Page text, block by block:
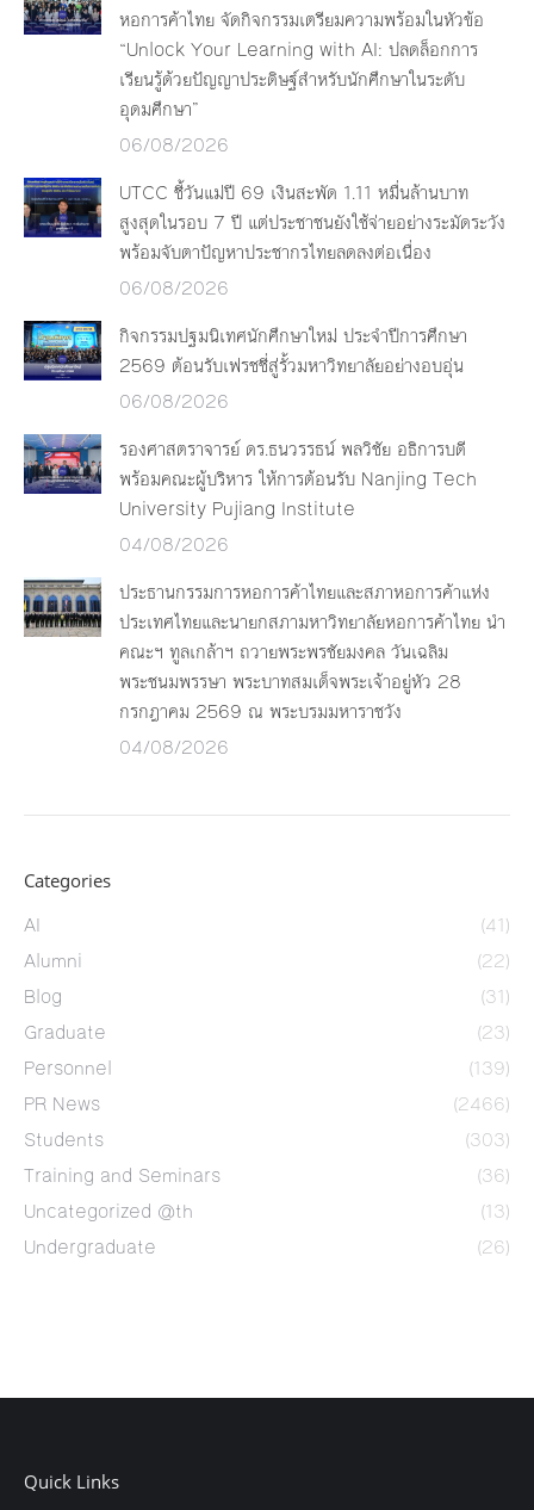
หอการค้าไทย จัดกิจกรรมเตรียมความพร้อมในหัวข้อ
“Unlock Your Learning with AI: ปลดล็อกการ
เรียนรู้ด้วยปัญญาประดิษฐ์สำหรับนักศึกษาในระดับ
อุดมศึกษา”
06/08/2026
UTCC ชี้วันแม่ปี 69 เงินสะพัด 1.11 หมื่นล้านบาท
สูงสุดในรอบ 7 ปี แต่ประชาชนยังใช้จ่ายอย่างระมัดระวัง
พร้อมจับตาปัญหาประชากรไทยลดลงต่อเนื่อง
06/08/2026
กิจกรรมปฐมนิเทศนักศึกษาใหม่ ประจำปีการศึกษา
2569 ต้อนรับเฟรชชี่สู่รั้วมหาวิทยาลัยอย่างอบอุ่น
06/08/2026
รองศาสตราจารย์ ดร.ธนวรรธน์ พลวิชัย อธิการบดี
พร้อมคณะผู้บริหาร ให้การต้อนรับ Nanjing Tech
University Pujiang Institute
04/08/2026
ประธานกรรมการหอการค้าไทยและสภาหอการค้าแห่ง
ประเทศไทยและนายกสภามหาวิทยาลัยหอการค้าไทย นำ
คณะฯ ทูลเกล้าฯ ถวายพระพรชัยมงคล วันเฉลิม
พระชนมพรรษา พระบาทสมเด็จพระเจ้าอยู่หัว 28
กรกฎาคม 2569 ณ พระบรมมหาราชวัง
04/08/2026
Categories
AI
(41)
Alumni
(22)
Blog
(31)
Graduate
(23)
Personnel
(139)
PR News
(2466)
Students
(303)
Training and Seminars
(36)
Uncategorized @th
(13)
Undergraduate
(26)
Quick Links